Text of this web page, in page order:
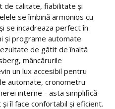
de calitate, fiabilitate și
se îmbină armonios cu
se incadreaza perfect în
și programe automate
de gătit de înaltă
mâncărurile
un lux accesibil pentru
automate, cronometru
interne - asta simplifică
îl face confortabil și eficient.